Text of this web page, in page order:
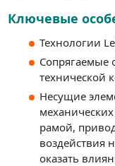
Ключевые
Технологии
Сопрягаемые
технической
Несущие
рамой,
воздействия
оказать